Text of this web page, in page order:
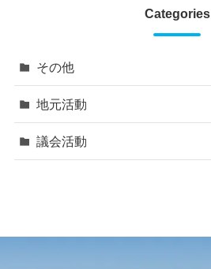
Categories
その他
地元活動
議会活動